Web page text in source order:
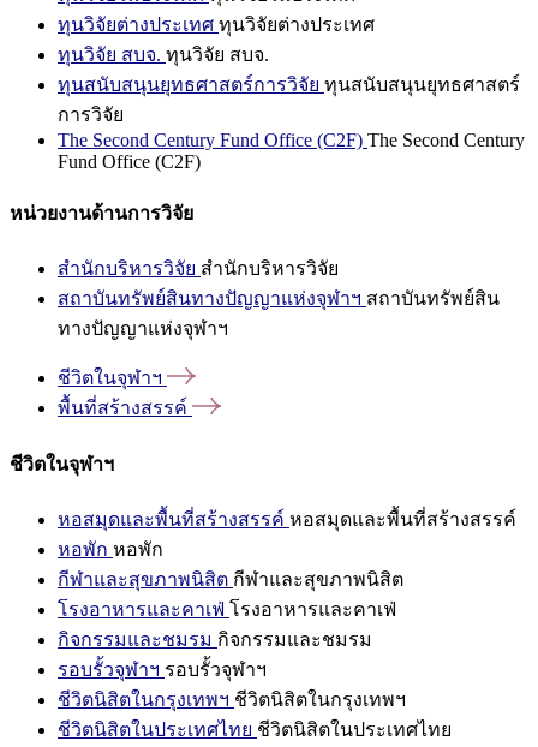
ทุนวิจัยต่างประเทศ ทุนวิจัยต่างประเทศ
ทุนวิจัย สบจ. ทุนวิจัย สบจ.
ทุนสนับสนุนยุทธศาสตร์การวิจัย ทุนสนับสนุนยุทธศาสตร์
การวิจัย
The Second Century Fund Office (C2F) The Second Century
Fund Office (C2F)
หน่วยงานด้านการวิจัย
สำนักบริหารวิจัย สำนักบริหารวิจัย
สถาบันทรัพย์สินทางปัญญาแห่งจุฬาฯ สถาบันทรัพย์สิน
ทางปัญญาแห่งจุฬาฯ
ชีวิตในจุฬาฯ
พื้นที่สร้างสรรค์
ชีวิตในจุฬาฯ
หอสมุดและพื้นที่สร้างสรรค์ หอสมุดและพื้นที่สร้างสรรค์
หอพัก หอพัก
กีฬาและสุขภาพนิสิต กีฬาและสุขภาพนิสิต
โรงอาหารและคาเฟ่ โรงอาหารและคาเฟ่
กิจกรรมและชมรม กิจกรรมและชมรม
รอบรั้วจุฬาฯ รอบรั้วจุฬาฯ
ชีวิตนิสิตในกรุงเทพฯ ชีวิตนิสิตในกรุงเทพฯ
ชีวิตนิสิตในประเทศไทย ชีวิตนิสิตในประเทศไทย